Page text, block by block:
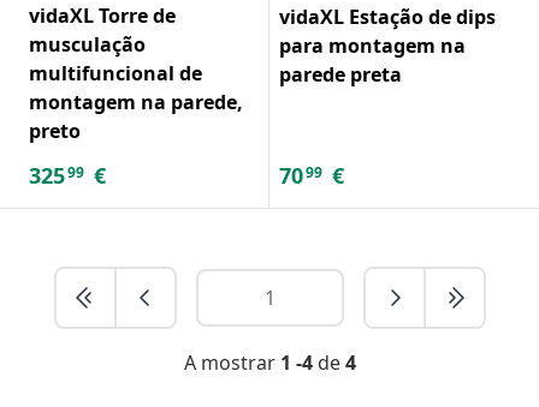
vidaXL Torre de
musculação
multifuncional de
montagem na parede,
preto
32599 €
vidaXL Estação de dips
para montagem na
parede preta
7099 €
A mostrar 1 -4de4